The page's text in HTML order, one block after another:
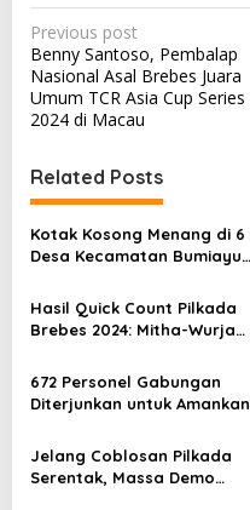
P
o
s
t
n
a
v
i
g
a
t
i
n
Previous post
Benny Santoso, Pembalap
Nasional Asal Brebes Juara
Umum TCR Asia Cup Series
2024 di Macau
Related Posts
Kotak Kosong Menang di 6
Desa Kecamatan Bumiayu
Ini Daftarnya
Hasil Quick Count Pilkada
Brebes 2024: Mitha-Wurja
Kosong 42,7 Persen
672 Personel Gabungan
Diterjunkan untuk Amankan
Jelang Coblosan Pilkada
Serentak, Massa Demo